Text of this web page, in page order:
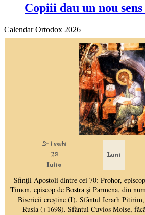
Copiii dau un nou
Calendar Ortodox 2026